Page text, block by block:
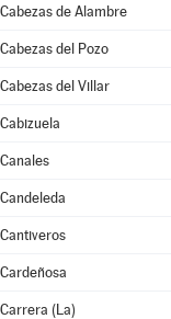
Cabezas de Alambre
Cabezas del Pozo
Cabezas del Villar
Cabizuela
Canales
Candeleda
Cantiveros
Cardeñosa
Carrera (La)